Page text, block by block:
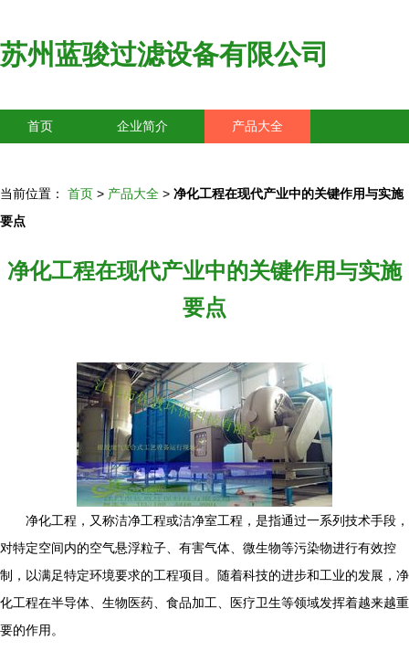
苏州蓝骏过滤设备有限公司
首页 企业简介 产品大全
当前位置： 首页 > 产品大全 > 净化工程在现代产业中的关键作用与实施
要点
净化工程在现代产业中的关键作用与实施
要点
净化工程，又称洁净工程或洁净室工程，是指通过一系列技术手段，
对特定空间内的空气悬浮粒子、有害气体、微生物等污染物进行有效控
制，以满足特定环境要求的工程项目。随着科技的进步和工业的发展，净
化工程在半导体、生物医药、食品加工、医疗卫生等领域发挥着越来越重
要的作用。